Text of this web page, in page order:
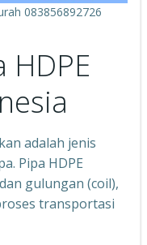
083856892726
adalah jenis
Pipa HDPE
gulungan (coil),
transportasi